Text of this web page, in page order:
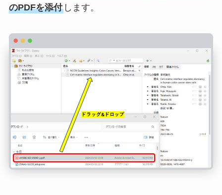
のPDFを添付します。